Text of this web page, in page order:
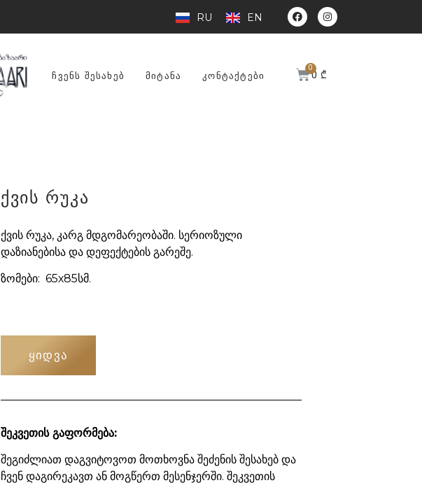
RU EN
ᲩᲕᲔᲜᲡ ᲨᲔᲡᲐᲮᲔᲑ ᲛᲘᲢᲐᲜᲐ ᲙᲝᲜᲢᲐᲥᲢᲔᲑᲘ 0₾
ქვის რუკა
ქვის რუკა, კარგ მდგომარეობაში. სერიოზული
დაზიანებისა და დეფექტების გარეშე.
ზომები: 65х85სმ.
ᲧᲘᲓᲕᲐ
შეკვეთის გაფორმება:
შეგიძლიათ დაგვიტოვოთ მოთხოვნა შეძენის შესახებ და
ჩვენ დაგირეკავთ ან მოგწერთ მესენჯერში. შეკვეთის